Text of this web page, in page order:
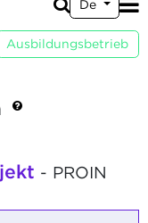
De
Ausbildungsbetrieb
- PROIN